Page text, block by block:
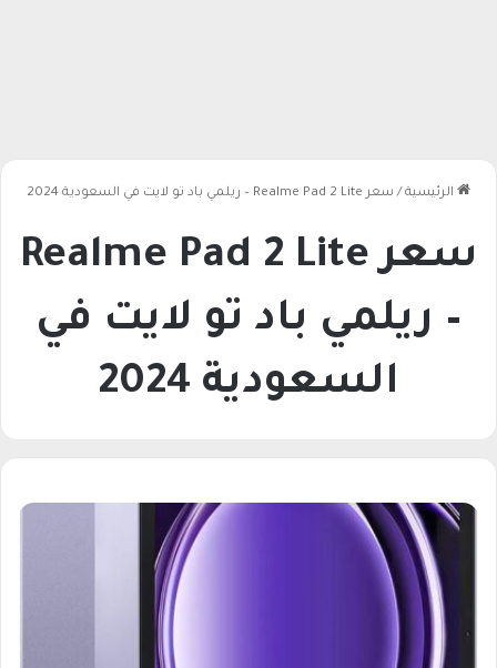
الرئيسية / سعر Realme Pad 2 Lite – ريلمي باد تو لايت في السعودية 2024
سعر Realme Pad 2 Lite
– ريلمي باد تو لايت في
السعودية 2024